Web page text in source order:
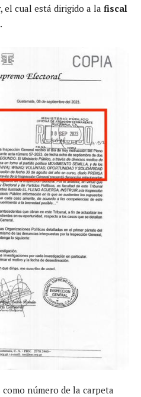
el cual está dirigido a la fiscal
.
número de la carpeta